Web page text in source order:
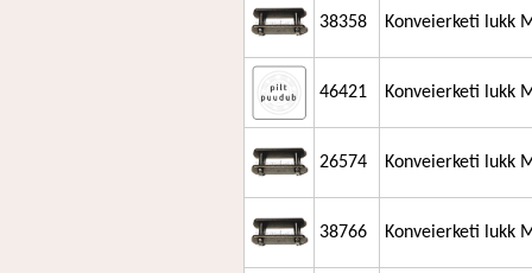
38358 Konveierketi lukk
46421 Konveierketi lukk
26574 Konveierketi lukk
38766 Konveierketi lukk